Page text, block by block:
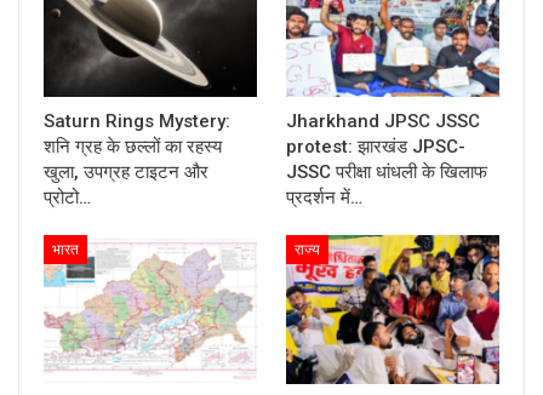
Saturn Rings Mystery:
शनि ग्रह के छल्लों का रहस्य
खुला, उपग्रह टाइटन और
प्रोटो…
Jharkhand JPSC JSSC
protest: झारखंड JPSC-
JSSC परीक्षा धांधली के खिलाफ
प्रदर्शन में…
भारत राज्य